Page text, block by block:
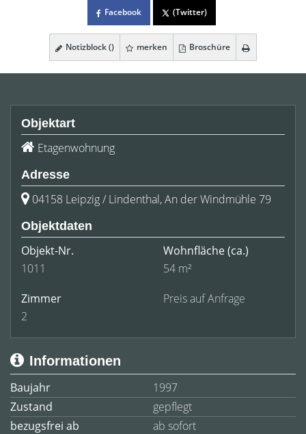
Facebook (Twitter)
Notizblock () merken Broschüre
Objektart
Etagenwohnung
Adresse
04158 Leipzig / Lindenthal, An der Windmühle 79
Objektdaten
Objekt-Nr.
1011
Wohnfläche(ca.)
54 m²
Zimmer
2
Preis auf Anfrage
Informationen
Baujahr
1997
Zustand
gepflegt
bezugsfrei ab
ab sofort